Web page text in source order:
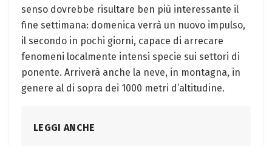
senso dovrebbe risultare ben più interessante il
fine settimana: domenica verrà un nuovo impulso,
il secondo in pochi giorni, capace di arrecare
fenomeni localmente intensi specie sui settori di
ponente. Arriverà anche la neve, in montagna, in
genere al di sopra dei 1000 metri d’altitudine.
LEGGI ANCHE